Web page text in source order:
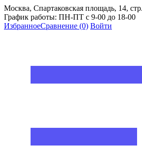
Москва, Спартаковская площадь, 14,
График работы: ПН-ПТ с 9-00 до 18-00
ИзбранноеСравнение (0) Войти